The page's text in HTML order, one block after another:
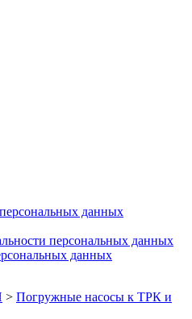
данных
персональных данных
данных
> Погружные насосы к ТРК и